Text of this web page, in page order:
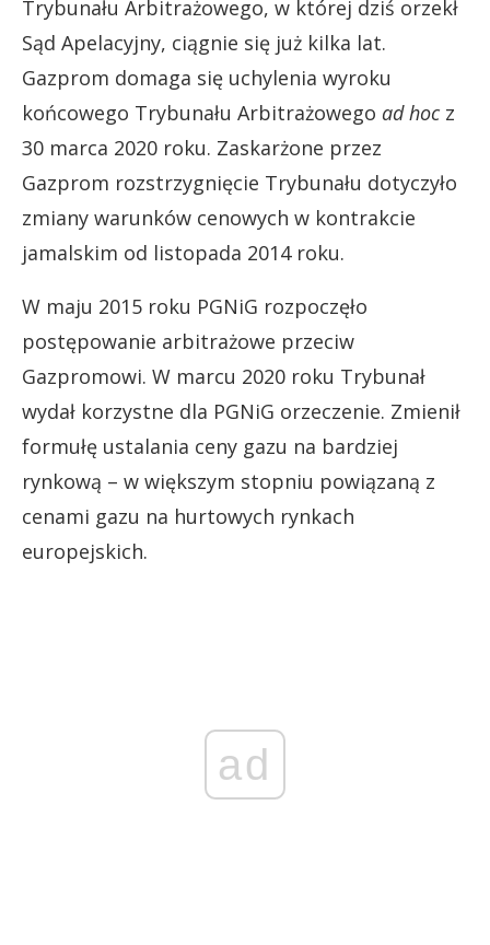
Trybunału Arbitrażowego, w której dziś orzekł
Sąd Apelacyjny, ciągnie się już kilka lat.
Gazprom domaga się uchylenia wyroku
końcowego Trybunału Arbitrażowego ad hocz
30 marca 2020 roku. Zaskarżone przez
Gazprom rozstrzygnięcie Trybunału dotyczyło
zmiany warunków cenowych w kontrakcie
jamalskim od listopada 2014 roku.
W maju 2015 roku PGNiG rozpoczęło
postępowanie arbitrażowe przeciw
Gazpromowi. W marcu 2020 roku Trybunał
wydał korzystne dla PGNiG orzeczenie. Zmienił
formułę ustalania ceny gazu na bardziej
rynkową – w większym stopniu powiązaną z
cenami gazu na hurtowych rynkach
europejskich.
ad